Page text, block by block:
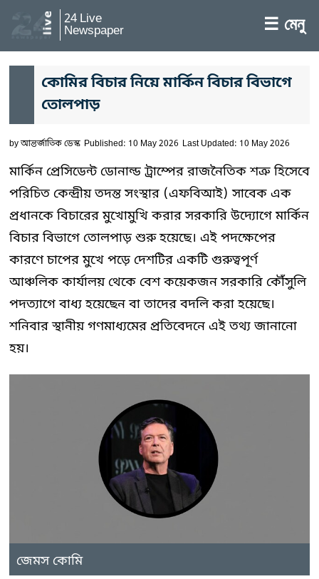
24 Live
Newspaper ☰ মেনু
কোমির বিচার নিয়ে মার্কিন বিচার বিভাগে
তোলপাড়
byআন্তর্জাতিক ডেস্ক Published: 10 May 2026 Last Updated: 10 May 2026
মার্কিন প্রেসিডেন্ট ডোনাল্ড ট্রাম্পের রাজনৈতিক শত্রু হিসেবে
পরিচিত কেন্দ্রীয় তদন্ত সংস্থার (এফবিআই) সাবেক এক
প্রধানকে বিচারের মুখোমুখি করার সরকারি উদ্যোগে মার্কিন
বিচার বিভাগে তোলপাড় শুরু হয়েছে। এই পদক্ষেপের
কারণে চাপের মুখে পড়ে দেশটির একটি গুরুত্বপূর্ণ
আঞ্চলিক কার্যালয় থেকে বেশ কয়েকজন সরকারি কৌঁসুলি
পদত্যাগে বাধ্য হয়েছেন বা তাদের বদলি করা হয়েছে।
শনিবার স্থানীয় গণমাধ্যমের প্রতিবেদনে এই তথ্য জানানো
হয়।
জেমস কোমি